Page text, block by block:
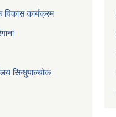
विकास कार्यक्रम
सिन्धुपाल्चोक